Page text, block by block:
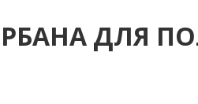
ДЛЯ